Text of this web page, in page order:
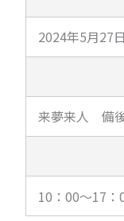
2024年5月27
来夢来人 備後
10：00～17：